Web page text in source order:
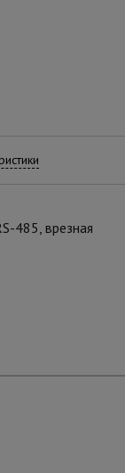
485, врезная